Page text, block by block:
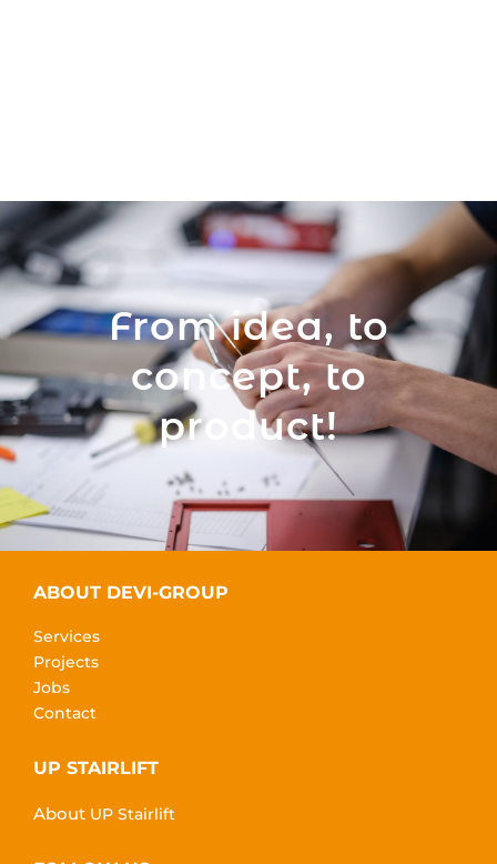
From idea, to
concept, to
product!
ABOUT DEVI-GROUP
Services
Projects
Jobs
Contact
UP STAIRLIFT
About UP Stairlift